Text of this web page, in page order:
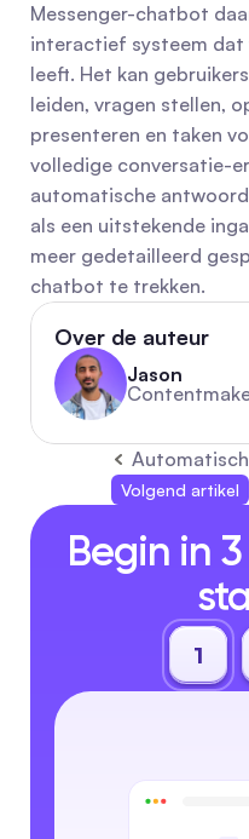
Messenger-chatbot
interactief systeem dat
leeft. Het kan
leiden, vragen stellen,
presenteren en taken
volledige conversatie-
automatische
als een uitstekende
meer gedetailleerd
chatbot te trekken.
Over de auteur
Jason
Volgend artikel
Begin in
1